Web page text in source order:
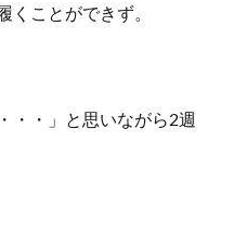
ことができず。
・・」と思いながら2週